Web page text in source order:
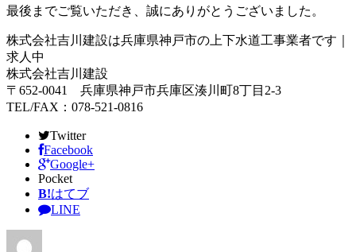
最後までご覧いただき、誠にありがとうございました。
株式会社吉川建設は兵庫県神戸市の上下水道工事業者です｜
求人中
株式会社吉川建設
〒652-0041 兵庫県神戸市兵庫区湊川町8丁目2-3
TEL/FAX：078-521-0816
Twitter
Facebook
Google+
Pocket
B!はてブ
LINE